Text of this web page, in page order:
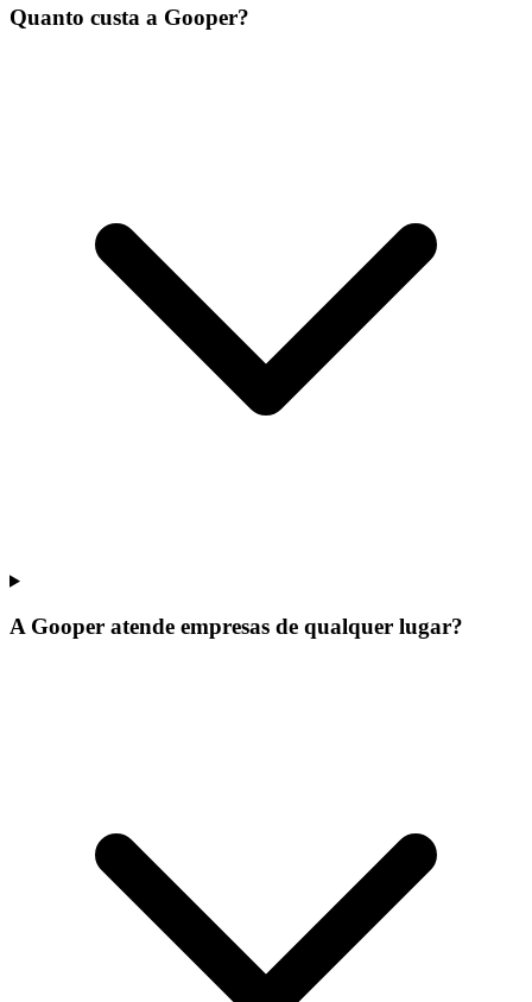
Quanto custa a Gooper?
A Gooper atende empresas de qualquer lugar?